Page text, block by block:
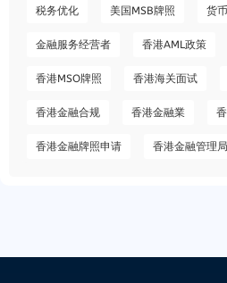
税务优化 美国MSB牌照 货
金融服务经营者 香港AML政策
香港MSO牌照 香港海关面试
香港金融合规 香港金融業
香港金融牌照申请 香港金融管理局